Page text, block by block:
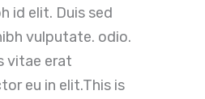
id elit. Duis sed
vulputate. odio.
vitae erat
eu in elit.This is